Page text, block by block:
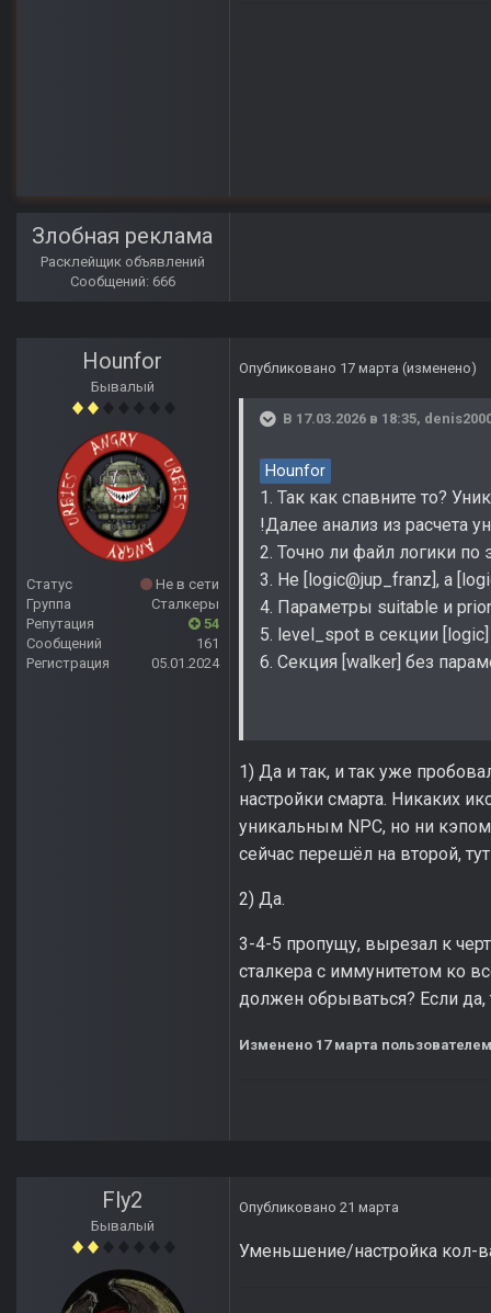
Злобная реклама
Расклейщик объявлений
Сообщений: 666
Hounfor
Бывалый
Статус
Не в сети
Группа
Сталкеры
Репутация
54
Сообщений
161
Регистрация
05.01.2024
Опубликовано 17 марта (изменено)
В 17.03.2026 в 18:35,
Hounfor
1. Так как спавните то?
!Далее анализ из расчета
2. Точно ли файл логики
3. Не [logic@jup_franz], а
4. Параметры suitable и
5. level_spot в секции [logic]
6. Секция [walker] без
1) Да и так, и так уже
настройки смарта. Никаких
уникальным NPC, но ни кэпом
сейчас перешёл на второй,
2) Да.
3-4-5 пропущу, вырезал к
сталкера с иммунитетом ко
должен обрываться? Если
Изменено 17 марта
Fly2
Бывалый
Опубликовано 21 марта
Уменьшение/настройка кол-